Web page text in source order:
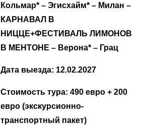
Кольмар* – Эгисхайм* – Милан –
КАРНАВАЛ В
НИЦЦЕ+ФЕСТИВАЛЬ ЛИМОНОВ
В МЕНТОНЕ – Верона* – Грац
Дата выезда: 12.02.2027
Стоимость тура: 490 евро + 200
евро (экскурсионно-
транспортный пакет)